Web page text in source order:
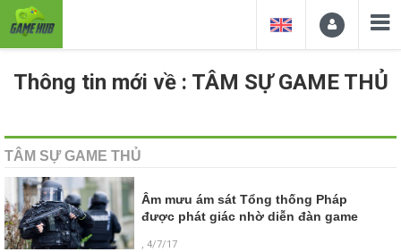
Thông tin mới về : TÂM SỰ GAME THỦ
TÂM SỰ GAME THỦ
Âm mưu ám sát Tổng thống Pháp
được phát giác nhờ diễn đàn game
, 4/7/17